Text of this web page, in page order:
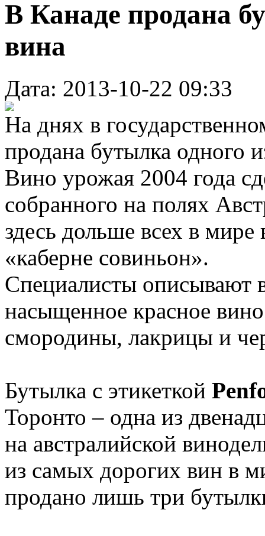
В Канаде продана
вина
Дата: 2013-10-22 09:33
На днях в
продана бутылка одного
Вино урожая 2004 года
собранного на полях
здесь дольше всех в
«каберне совиньон».
Специалисты описывают
насыщенное красное
смородины, лакрицы и
Бутылка с этикеткой
Торонто – одна из
на австралийской
из самых дорогих вин в
продано лишь три